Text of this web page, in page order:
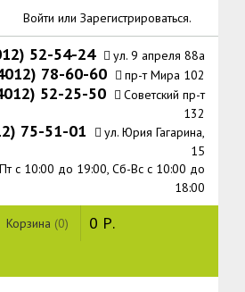
Войти или Зарегистрироваться.
52-54-24 ул. 9 апреля 88а
78-60-60 пр-т Мира 102
52-25-50
Советский пр-т
132
75-51-01
ул. Юрия Гагарина,
15
с 10:00 до 19:00, Сб-Вс с 10:00 до
18:00
Корзина 0 0 Р.